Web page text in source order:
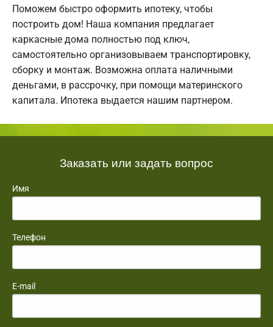
Поможем быстро оформить ипотеку, чтобы
построить дом! Наша компания предлагает
каркасные дома полностью под ключ,
самостоятельно организовываем транспортировку,
сборку и монтаж. Возможна оплата наличными
деньгами, в рассрочку, при помощи материнского
капитала. Ипотека выдается нашим партнером.
Заказать или задать вопрос
Имя
Телефон
E-mail